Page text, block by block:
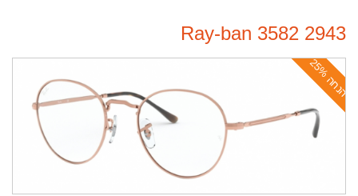
Ray-ban 3582 2943
ה
נ
ח
ה
2
5